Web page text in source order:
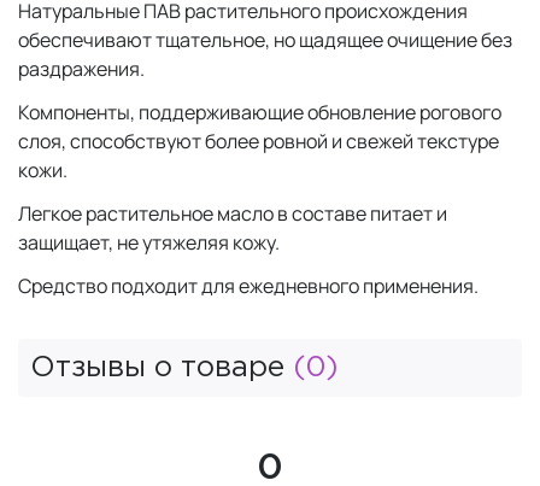
Натуральные ПАВ растительного происхождения
обеспечивают тщательное, но щадящее очищение без
раздражения.
Компоненты, поддерживающие обновление рогового
слоя, способствуют более ровной и свежей текстуре
кожи.
Легкое растительное масло в составе питает и
защищает, не утяжеляя кожу.
Средство подходит для ежедневного применения.
Отзывы о товаре (0)
0